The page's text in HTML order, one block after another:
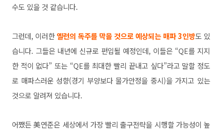
수도 있을 것 같습니다.
그런데, 이러한옐런의 독주를 막을 것으로 예상되는 매파 3인방도 있
습니다. 그들은 내년에 신규로 편입될 예정인데, 이들은 “QE를 지지
한 적이 없다” 또는 “QE를 최대한 빨리 끝내고 싶다”라고 말할 정도
로 매파스러운 성향(경기 부양보다 물가안정을 중시)을 가지고 있는
것으로 알려져 있습니다.
어쨌든 美연준은 세상에서 가장 빨리 출구전략을 시행할 가능성이 높